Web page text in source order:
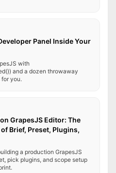
Panel Inside Your
with
and a dozen throwaway
you.
GrapesJS Editor: The
Brief, Preset, Plugins,
a production GrapesJS
pick plugins, and scope setup